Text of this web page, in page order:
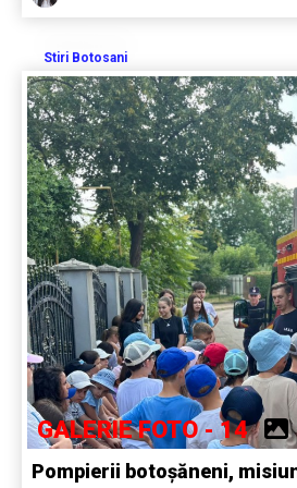
Stiri Botosani
GALERIE FOTO - 14
Pompierii botoșăneni,